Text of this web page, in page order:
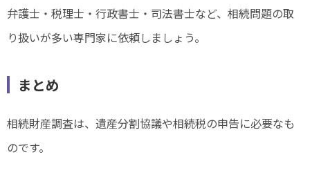
弁護士・税理士・行政書士・司法書士など、相続問題の取
り扱いが多い専門家に依頼しましょう。
まとめ
相続財産調査は、遺産分割協議や相続税の申告に必要なも
のです。